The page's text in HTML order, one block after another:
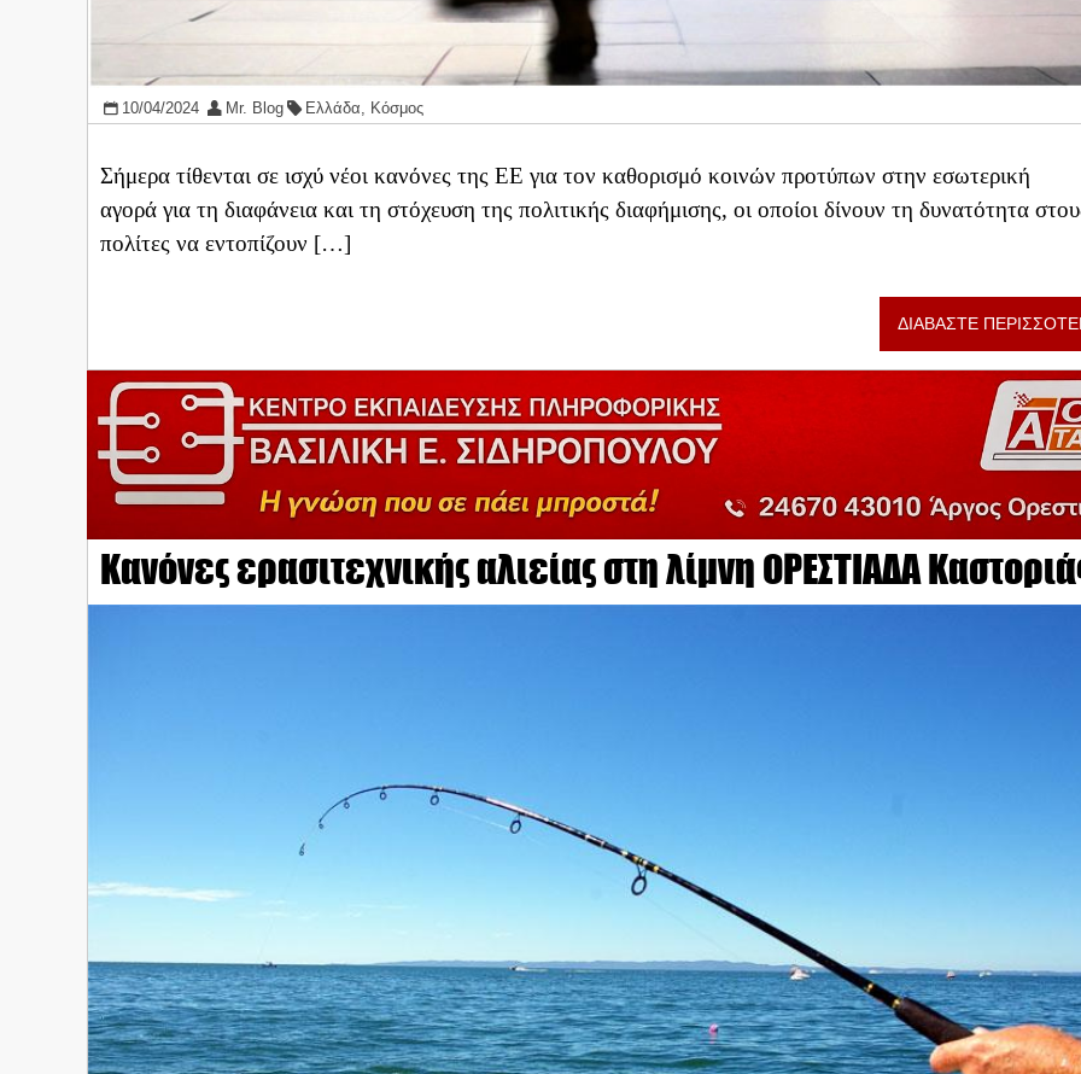
10/04/2024 Mr. Blog Ελλάδα, Κόσμος
Σήμερα τίθενται σε ισχύ νέοι κανόνες της ΕΕ για τον καθορισμό κοινών προτύπων στην εσωτερική
αγορά για τη διαφάνεια και τη στόχευση της πολιτικής διαφήμισης, οι οποίοι δίνουν τη δυνατότητα
πολίτες να εντοπίζουν […]
ΔΙΑΒΑΣΤΕ
Κανόνες ερασιτεχνικής αλιείας στη λίμνη ΟΡΕΣΤΙΑΔΑ